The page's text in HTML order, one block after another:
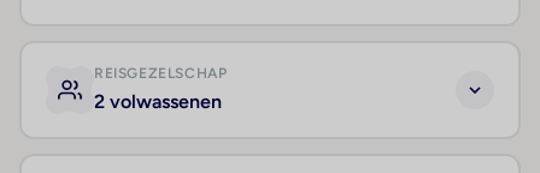
REISGEZELSCHAP
2 volwassenen